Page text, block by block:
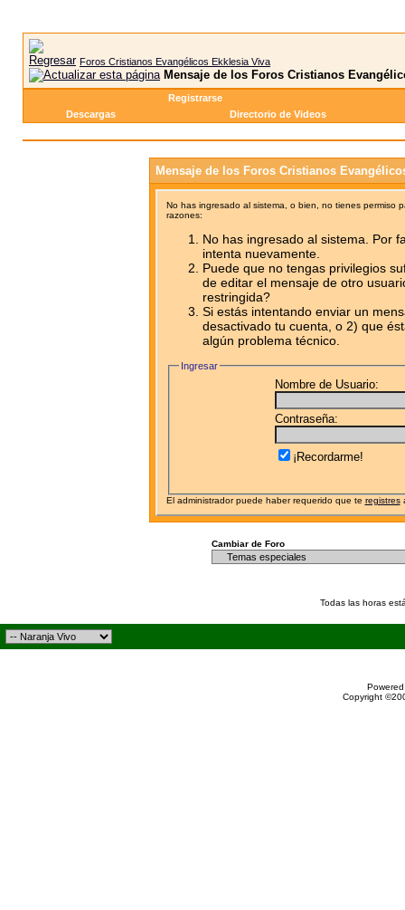
Foros Cristianos Evangélicos Ekklesia Viva
Mensaje de los Foros Cristianos
Registrarse
Descargas
Directorio de Videos
Mensaje de los Foros Cristianos
No has ingresado al sistema, o bien, no tienes permiso
razones:
No has ingresado al sistema. Por
intenta nuevamente.
Puede que no tengas privilegios
de editar el mensaje de otro
restringida?
Si estás intentando enviar un
desactivado tu cuenta, o 2) que
algún problema técnico.
Ingresar
Nombre de Usuario:
Contraseña:
¡Recordarme!
El administrador puede haber requerido que te registres
Cambiar de Foro
Todas las horas
Copyright